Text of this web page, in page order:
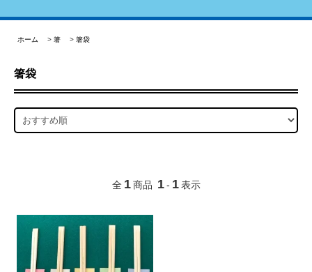
ホーム > 箸 > 箸袋
箸袋
全 1 商品 1 - 1 表示